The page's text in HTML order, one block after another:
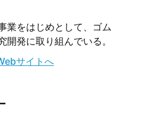
業をはじめとして、ゴム
開発に取り組んでいる。
サイトへ